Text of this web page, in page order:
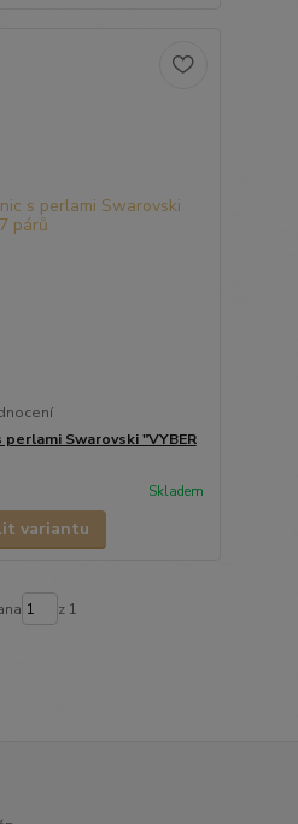
Swarovski "VYBER
Skladem
variantu
z 1